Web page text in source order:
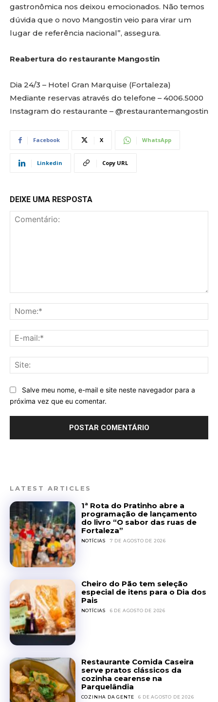
gastronômica nos deixou emocionados. Não temos
dúvida que o novo Mangostin veio para virar um
lugar de referência nacional”, assegura.
Reabertura do restaurante Mangostin
Dia 24/3 – Hotel Gran Marquise (Fortaleza)
Mediante reservas através do telefone – 4006.5000
Instagram do restaurante – @restaurantemangostin
Facebook X WhatsApp
Linkedin Copy URL
DEIXE UMA RESPOSTA
Salve meu nome, e-mail e site neste navegador para a
próxima vez que eu comentar.
LATEST ARTICLES
1ª Rota do Pratinho abre a
programação de lançamento
do livro “O sabor das ruas de
Fortaleza”
NOTÍCIAS 7 DE AGOSTO DE 2026
Cheiro do Pão tem seleção
especial de itens para o Dia dos
Pais
NOTÍCIAS 6 DE AGOSTO DE 2026
Restaurante Comida Caseira
serve pratos clássicos da
cozinha cearense na
Parquelândia
COZINHA DA GENTE 6 DE AGOSTO DE 2026